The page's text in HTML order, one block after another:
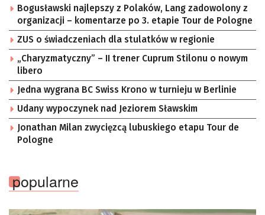
Bogusławski najlepszy z Polaków, Lang zadowolony z
organizacji – komentarze po 3. etapie Tour de Pologne
ZUS o świadczeniach dla stulatków w regionie
„Charyzmatyczny” – II trener Cuprum Stilonu o nowym
libero
Jedna wygrana BC Swiss Krono w turnieju w Berlinie
Udany wypoczynek nad Jeziorem Sławskim
Jonathan Milan zwycięzcą lubuskiego etapu Tour de
Pologne
popularne